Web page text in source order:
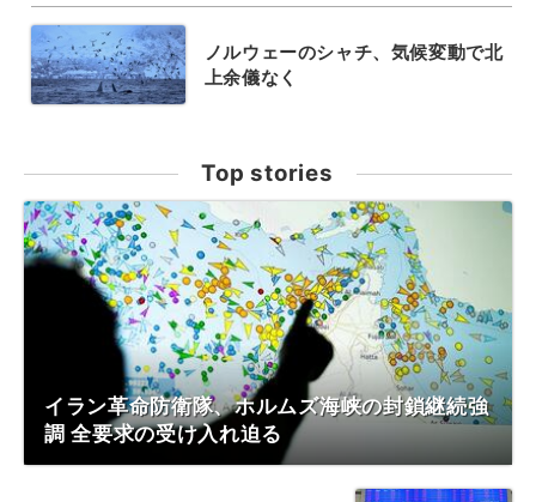
ノルウェーのシャチ、気候変動で北
上余儀なく
Top stories
イラン革命防衛隊、ホルムズ海峡の封鎖継続強
調 全要求の受け入れ迫る